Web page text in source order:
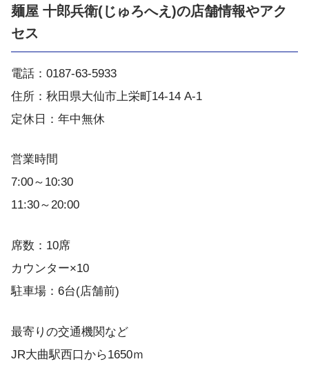
麺屋 十郎兵衛(じゅろへえ)の店舗情報やアク
セス
電話：0187-63-5933
住所：秋田県大仙市上栄町14-14 A-1
定休日：年中無休
営業時間
7:00～10:30
11:30～20:00
席数：10席
カウンター×10
駐車場：6台(店舗前)
最寄りの交通機関など
JR大曲駅西口から1650ｍ